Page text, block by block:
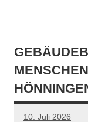
10. Juli 2026